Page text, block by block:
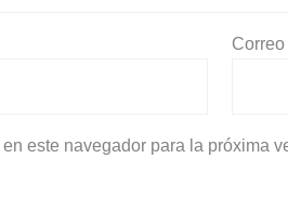
este navegador para la próxima